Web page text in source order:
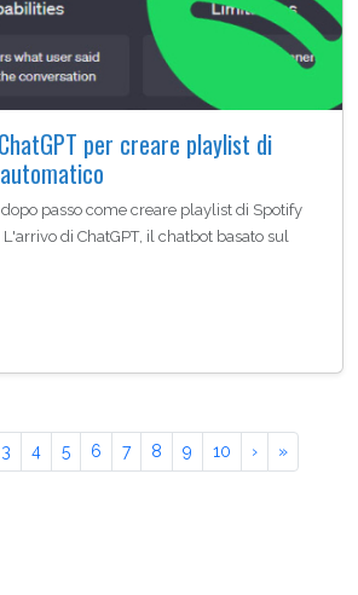
per creare playlist di
passo come creare playlist di Spotify
di ChatGPT, il chatbot basato sul
3 4 5 6 7 8 9 10 › »